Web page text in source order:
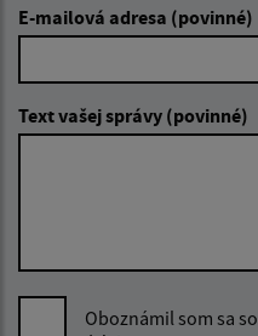
E-mailová adresa (povinné)
Text vašej správy (povinné)
Oboznámil som sa so